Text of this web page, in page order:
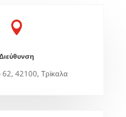

62, 42100, Τρίκαλα